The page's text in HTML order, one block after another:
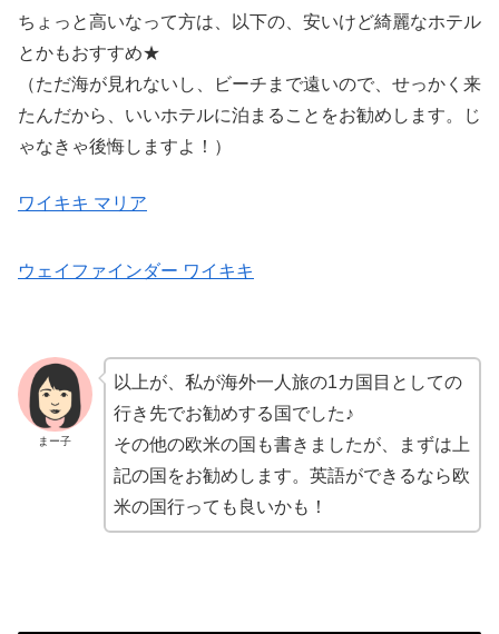
ちょっと高いなって方は、以下の、安いけど綺麗なホテル
とかもおすすめ★
（ただ海が見れないし、ビーチまで遠いので、せっかく来
たんだから、いいホテルに泊まることをお勧めします。じ
ゃなきゃ後悔しますよ！）
ワイキキ マリア
ウェイファインダー ワイキキ
まー子
以上が、私が海外一人旅の1カ国目としての
行き先でお勧めする国でした♪
その他の欧米の国も書きましたが、まずは上
記の国をお勧めします。英語ができるなら欧
米の国行っても良いかも！